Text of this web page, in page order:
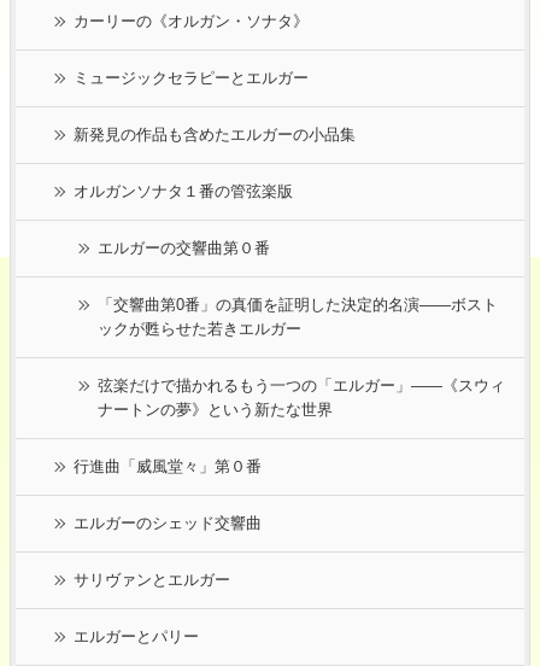
カーリーの《オルガン・ソナタ》
ミュージックセラピーとエルガー
新発見の作品も含めたエルガーの小品集
オルガンソナタ１番の管弦楽版
エルガーの交響曲第０番
「交響曲第0番」の真価を証明した決定的名演――ボスト
ックが甦らせた若きエルガー
弦楽だけで描かれるもう一つの「エルガー」――《スウィ
ナートンの夢》という新たな世界
行進曲「威風堂々」第０番
エルガーのシェッド交響曲
サリヴァンとエルガー
エルガーとパリー